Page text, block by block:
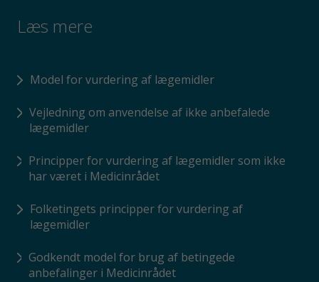
Læs mere
Model for vurdering af lægemidler
Vejledning om anvendelse af ikke anbefalede
lægemidler
Principper for vurdering af lægemidler som ikke
har været i Medicinrådet
Folketingets principper for vurdering af
lægemidler
Godkendt model for brug af betingede
anbefalinger i Medicinrådet